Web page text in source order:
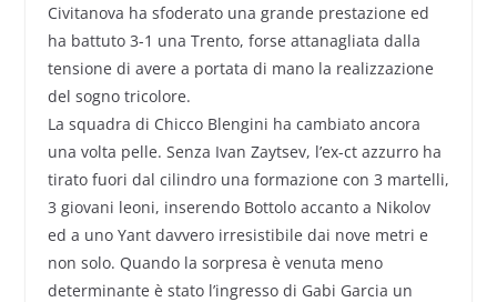
Civitanova ha sfoderato una grande prestazione ed
ha battuto 3-1 una Trento, forse attanagliata dalla
tensione di avere a portata di mano la realizzazione
del sogno tricolore.
La squadra di Chicco Blengini ha cambiato ancora
una volta pelle. Senza Ivan Zaytsev, l’ex-ct azzurro ha
tirato fuori dal cilindro una formazione con 3 martelli,
3 giovani leoni, inserendo Bottolo accanto a Nikolov
ed a uno Yant davvero irresistibile dai nove metri e
non solo. Quando la sorpresa è venuta meno
determinante è stato l’ingresso di Gabi Garcia un